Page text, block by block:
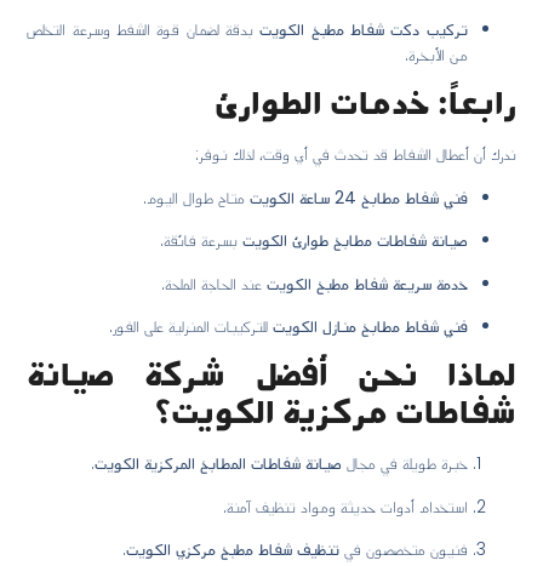
تركيب دكت شفاط مطبخ الكويتبدقة لضمان قوة الشفط وسرعة التخلص
من الأبخرة.
رابعاً: خدمات الطوارئ
ندرك أن أعطال الشفاط قد تحدث في أي وقت، لذلك نوفر:
فني شفاط مطابخ 24 ساعة الكويت
متاح طوال اليوم.
صيانة شفاطات مطابخ طوارئ الكويتبسرعة فائقة.
خدمة سريعة شفاط مطبخ الكويتعند الحاجة الملحة.
فني شفاط مطابخ منازل الكويتللتركيبات المنزلية على الفور.
لماذا نحن أفضل شركة صيانة
شفاطات مركزية الكويت؟
خبرة طويلة في مجالصيانة شفاطات المطابخ المركزية الكويت.
استخدام أدوات حديثة ومواد تنظيف آمنة.
فنيون متخصصون فيتنظيف شفاط مطبخ مركزي الكويت.